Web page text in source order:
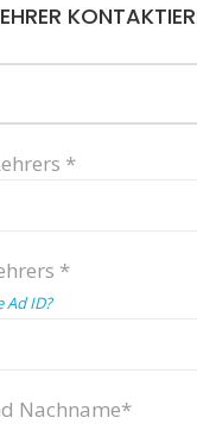
*
*
Ad ID?
Nachname*